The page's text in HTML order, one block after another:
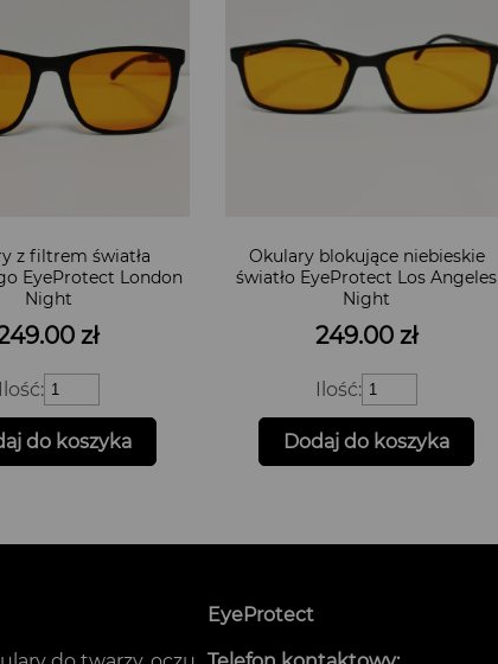
z filtrem światła
EyeProtect London
Night
zł
Ilość:ilość
Okulary
filtrem
światła
London
do koszyka
Okulary blokujące niebieskie
światło EyeProtect Los Angeles
Night
249.00 zł
Ilość:ilość
Okulary
blokujące
niebieskie
światło
Angeles
Dodaj do koszyka
EyeProtect